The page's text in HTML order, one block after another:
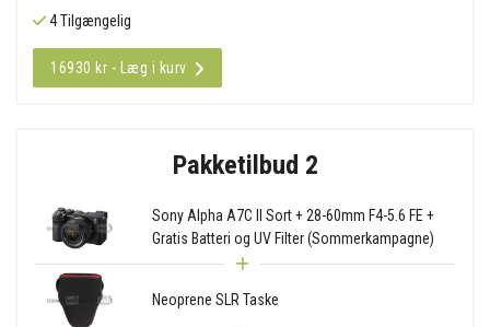
4 Tilgængelig
16930 kr - Læg i kurv
Pakketilbud 2
Sony Alpha A7C II Sort + 28-60mm F4-5.6 FE +
Gratis Batteri og UV Filter (Sommerkampagne)
Neoprene SLR Taske